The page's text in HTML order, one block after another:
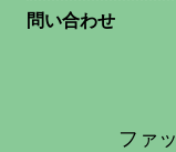
問い合わせ
ファ